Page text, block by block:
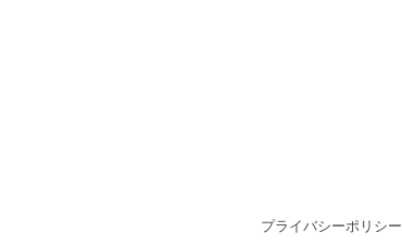
プライバシーポリシー